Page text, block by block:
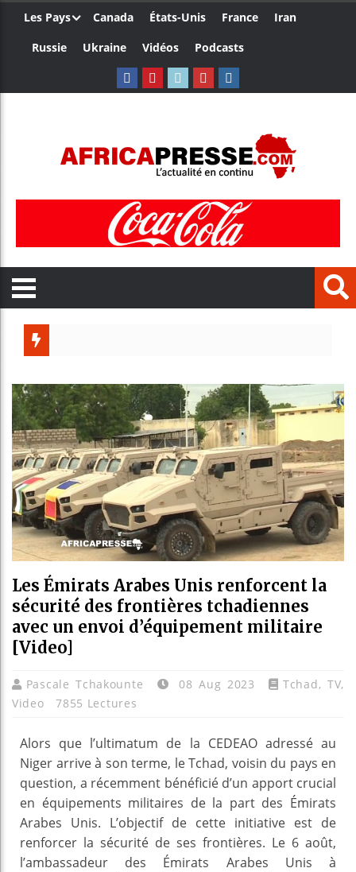
Les Pays Canada États-Unis France
Iran
Russie
Ukraine Vidéos Podcasts
Guinée
Bénin :
Les Émirats Arabes Unis renforcent la
sécurité des frontières tchadiennes
avec un envoi d’équipement militaire
[Video]
Pascale Tchakounte 08 Aug 2023 Tchad, TV,
Video
7855 Lectures
Alors que l’ultimatum de la CEDEAO adressé au
Niger arrive à son terme, le Tchad, voisin du pays en
question, a récemment bénéficié d’un apport crucial
en équipements militaires de la part des Émirats
Arabes Unis. L’objectif de cette initiative est de
renforcer la sécurité de ses frontières. Le 6 août,
l’ambassadeur des Émirats Arabes Unis à